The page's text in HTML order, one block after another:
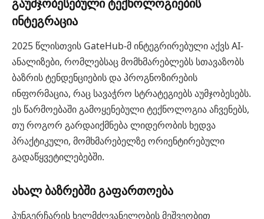
ინტეგრაცია
2025 წლისთვის GateHub-მ ინტეგრირებული აქვს AI-
ანალიზები, რომლებსაც მომხმარებლებს სთავაზობს
ბაზრის ტენდენციების და პროგნოზირების
ინფორმაცია, რაც სავაჭრო სტრატეგიებს აუმჯობესებს.
ეს წარმოებაში გამოყენებული ტექნოლოგია აჩვენებს,
თუ როგორ გარდაიქმნება ლიდერობის ხედვა
პრაქტიკული, მომხმარებელზე ორიენტირებული
გადაწყვეტილებებში.
ახალ ბაზრებში გაფართოება
პუნგერჩარის ხელმძღვანელობის მეშვეობით